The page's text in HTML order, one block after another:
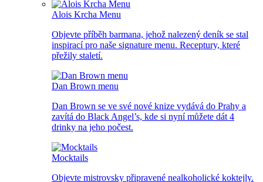
Alois Krcha Menu
Objevte příběh barmana, jehož nalezený deník se stal
inspirací pro naše signature menu. Receptury, které
přežily staletí.
Dan Brown menu
Dan Brown se ve své nové knize vydává do Prahy a
zavítá do Black Angel’s, kde si nyní můžete dát 4
drinky na jeho počest.
Mocktails
Objevte mistrovsky připravené nealkoholické koktejly.